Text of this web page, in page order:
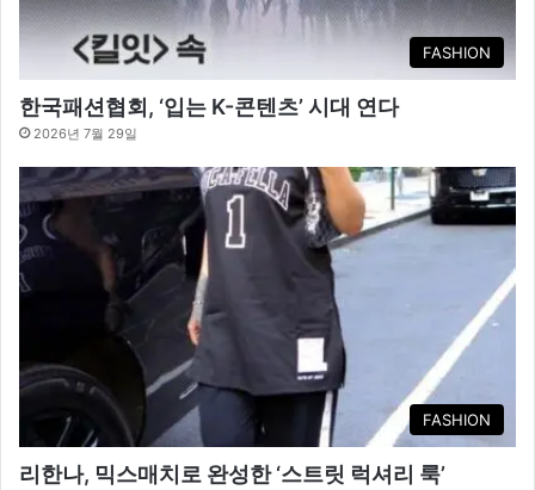
FASHION
한국패션협회, ‘입는 K-콘텐츠’ 시대 연다
2026년 7월 29일
FASHION
리한나, 믹스매치로 완성한 ‘스트릿 럭셔리 룩’